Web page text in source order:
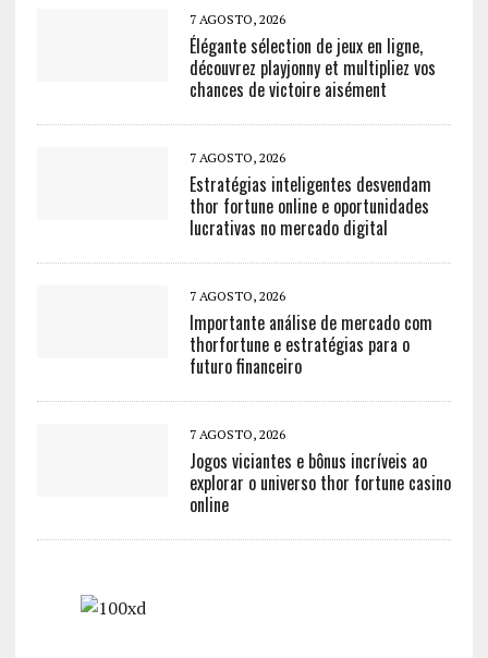
7 AGOSTO, 2026
Élégante sélection de jeux en ligne,
découvrez playjonny et multipliez vos
chances de victoire aisément
7 AGOSTO, 2026
Estratégias inteligentes desvendam
thor fortune online e oportunidades
lucrativas no mercado digital
7 AGOSTO, 2026
Importante análise de mercado com
thorfortune e estratégias para o
futuro financeiro
7 AGOSTO, 2026
Jogos viciantes e bônus incríveis ao
explorar o universo thor fortune casino
online